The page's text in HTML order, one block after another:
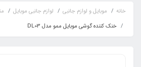
خانه موبایل و لوازم جانبی لوازم جانبی موبایل
خنک کننده گوشی موبایل ممو مدل DL03